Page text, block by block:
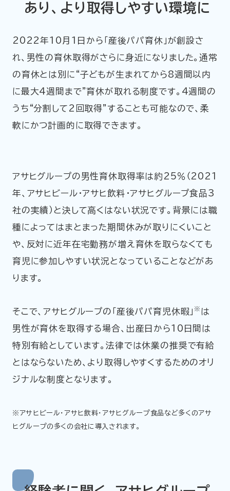
あり、より取得しやすい環境に
2022年10月1日から「産後パパ育休」が創設さ
れ、男性の育休取得がさらに身近になりました。通常
の育休とは別に“子どもが生まれてから8週間以内
に最大4週間まで”育休が取れる制度です。4週間の
うち“分割して2回取得”することも可能なので、柔
軟にかつ計画的に取得できます。
アサヒグループの男性育休取得率は約25％（2021
年、アサヒビール・アサヒ飲料・アサヒグループ食品3
社の実績）と決して高くはない状況です。背景には職
種によってはまとまった期間休みが取りにくいこと
や、反対に近年在宅勤務が増え育休を取らなくても
育児に参加しやすい状況となっていることなどがあ
ります。
そこで、アサヒグループの「産後パパ育児休暇」 ※ は
男性が育休を取得する場合、出産日から10日間は
特別有給としています。法律では休業の推奨で有給
とはならないため、より取得しやすくするためのオリ
ジナルな制度となります。
※アサヒビール・アサヒ飲料・アサヒグループ食品など多くのアサ
ヒグループの多くの会社に導入されます。